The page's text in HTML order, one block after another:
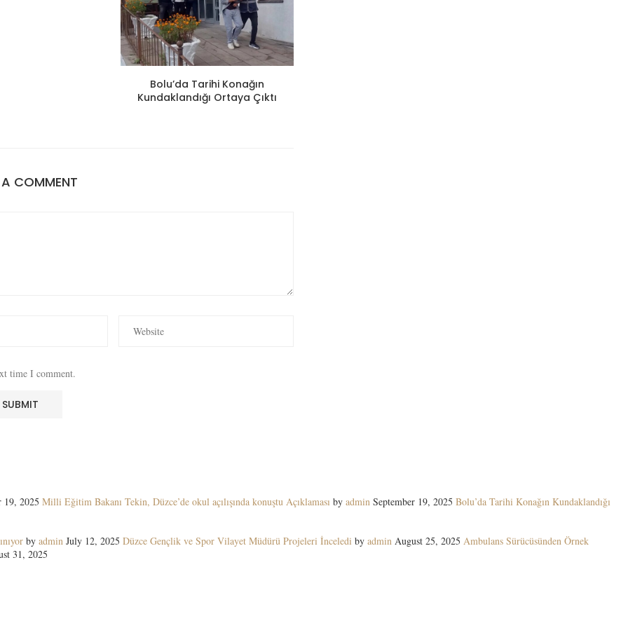
Bolu’da Tarihi Konağın
Kundaklandığı Ortaya Çıktı
A COMMENT
time I comment.
19, 2025 Milli Eğitim Bakanı Tekin, Düzce’de okul açılışında konuştu Açıklaması by admin September 19, 2025 Bolu’da Tarihi Konağın Kundaklandığı
by admin July 12, 2025 Düzce Gençlik ve Spor Vilayet Müdürü Projeleri İnceledi by admin August 25, 2025 Ambulans Sürücüsünden Örnek
31, 2025